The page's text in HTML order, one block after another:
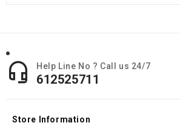
 Help Line No ? Call us 24/7
612525711
Store Information